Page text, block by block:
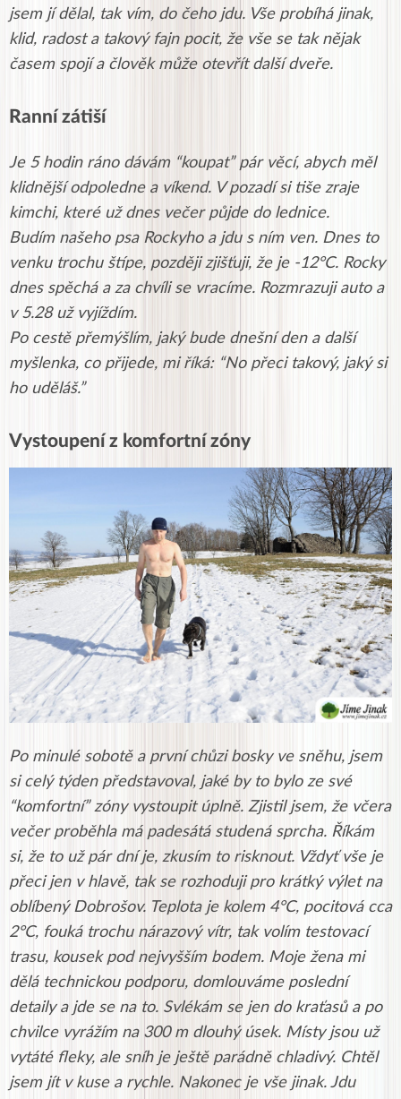
jsem jí dělal, tak vím, do čeho jdu. Vše probíhá jinak,
klid, radost a takový fajn pocit, že vše se tak nějak
časem spojí a člověk může otevřít další dveře.
Ranní zátiší
Je 5 hodin ráno dávám “koupat” pár věcí, abych měl
klidnější odpoledne a víkend. V pozadí si tiše zraje
kimchi, které už dnes večer půjde do lednice.
Budím našeho psa Rockyho a jdu s ním ven. Dnes to
venku trochu štípe, později zjišťuji, že je -12°C. Rocky
dnes spěchá a za chvíli se vracíme. Rozmrazuji auto a
v 5.28 už vyjíždím.
Po cestě přemýšlím, jaký bude dnešní den a další
myšlenka, co přijede, mi říká: “No přeci takový, jaký si
ho uděláš.”
Vystoupení z komfortní zóny
Po minulé sobotě a první chůzi bosky ve sněhu, jsem
si celý týden představoval, jaké by to bylo ze své
“komfortní” zóny vystoupit úplně. Zjistil jsem, že včera
večer proběhla má padesátá studená sprcha. Říkám
si, že to už pár dní je, zkusím to risknout. Vždyť vše je
přeci jen v hlavě, tak se rozhoduji pro krátký výlet na
oblíbený Dobrošov. Teplota je kolem 4°C, pocitová cca
2°C, fouká trochu nárazový vítr, tak volím testovací
trasu, kousek pod nejvyšším bodem. Moje žena mi
dělá technickou podporu, domlouváme poslední
detaily a jde se na to. Svlékám se jen do kraťasů a po
chvilce vyrážím na 300 m dlouhý úsek. Místy jsou už
vytáté fleky, ale sníh je ještě parádně chladivý. Chtěl
jsem jít v kuse a rychle. Nakonec je vše jinak. Jdu